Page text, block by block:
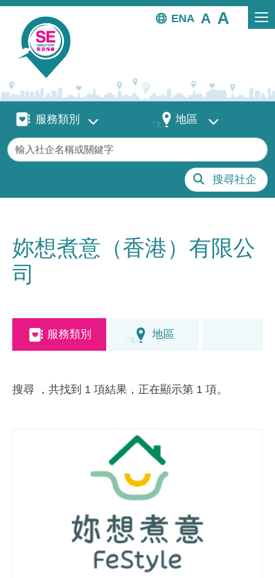
移至主內容
EN
服務類別服務類別 地區 地區
關鍵字
搜尋社企
妳想煮意（香港）有限公
司
服務類別 地區
搜尋 ，共找到 1 項結果，正在顯示第 1 項。